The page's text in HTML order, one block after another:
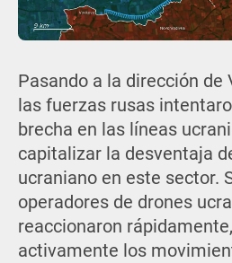
Pasando a la dirección de
las fuerzas rusas
brecha en las líneas
capitalizar la desventaja
ucraniano en este sector.
operadores de drones
reaccionaron
activamente los